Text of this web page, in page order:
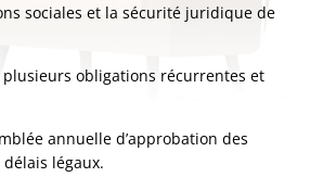
sociales et la sécurité juridique de
plusieurs obligations récurrentes et
annuelle d’approbation des
légaux.